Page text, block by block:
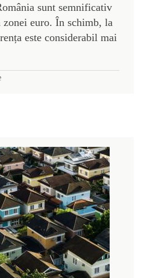
sunt semnificativ
zonei euro. În schimb, la
este considerabil mai